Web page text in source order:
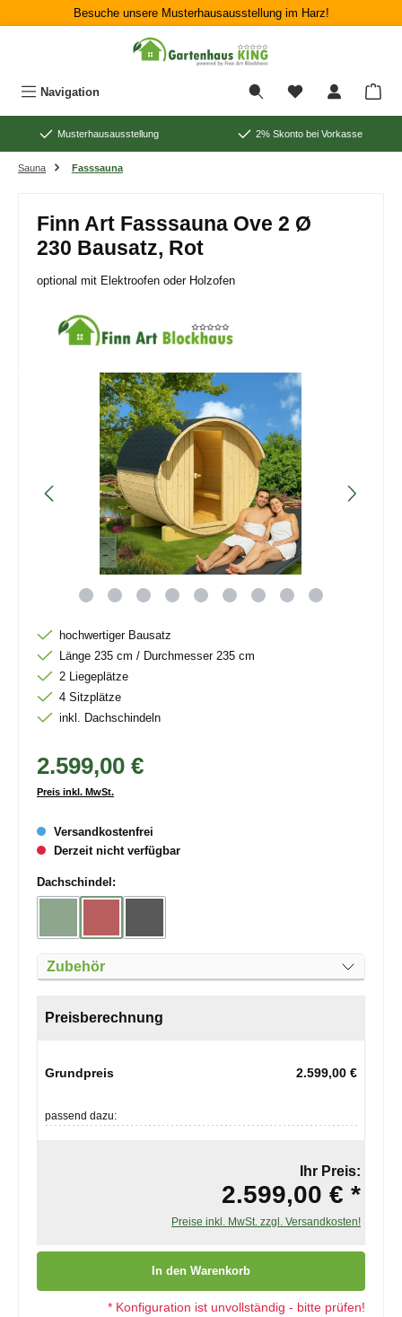
Zum Hauptinhalt springenBesuche unsere Musterhausausstellung im Harz!
Navigation
Musterhausausstellung 2% Skonto bei Vorkasse
Sauna Fasssauna
Finn Art Fasssauna Ove 2 Ø
230 Bausatz, Rot
optional mit Elektroofen oder Holzofen
Bildergalerie überspringen
hochwertiger Bausatz
Länge 235 cm / Durchmesser 235 cm
2 Liegeplätze
4 Sitzplätze
inkl. Dachschindeln
2.599,00 €
Preis inkl. MwSt.
Versandkostenfrei
Derzeit nicht verfügbar
Dachschindel:
Zubehör
Preisberechnung
Grundpreis 2.599,00 €
passend dazu:
Ihr Preis:
2.599,00 € *
Preise inkl. MwSt. zzgl. Versandkosten!
In den Warenkorb
* Konfiguration ist unvollständig - bitte prüfen!